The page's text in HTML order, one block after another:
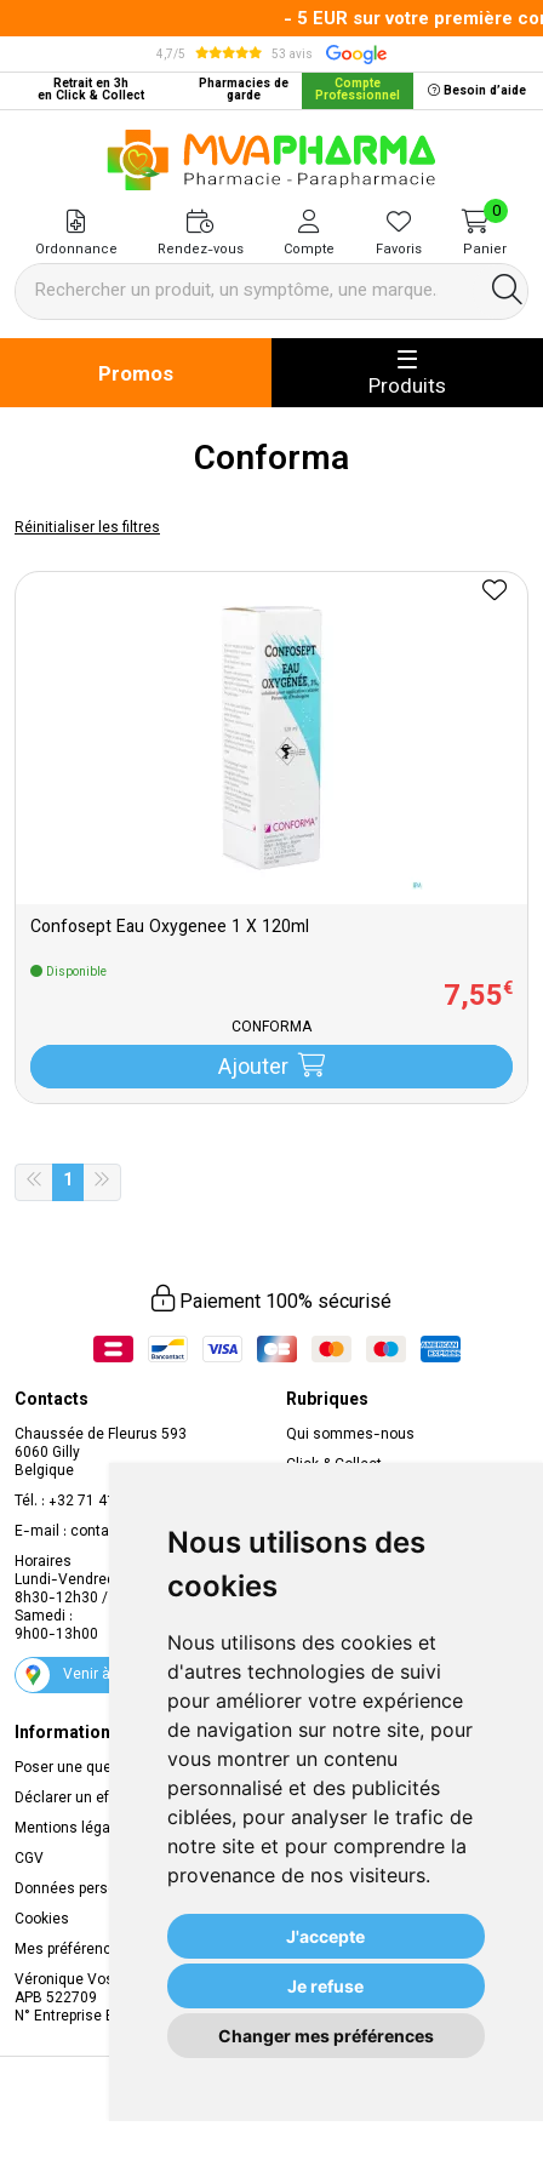
Nous utilisons des
cookies
Nous utilisons des cookies et
d'autres technologies de suivi
pour améliorer votre expérience
de navigation sur notre site, pour
vous montrer un contenu
personnalisé et des publicités
ciblées, pour analyser le trafic de
notre site et pour comprendre la
provenance de nos visiteurs.
J'accepte
Je refuse
Changer mes préférences
- 5 EUR sur votre première
4,7/5
53 avis
Retrait en 3h
en Click & Collect
Pharmacies de
garde
Compte
Professionnel Besoin d’aide
MVA Pharma Votre pharmacie
Ordonnance Rendez-vous Compte Favoris Panier
0
Promos Produits
Conforma
Réinitialiser les filtres
Confosept Eau Oxygenee 1 X 120ml
Disponible
7,55€
CONFORMA
Ajouter
1
Paiement 100% sécurisé
Contacts
Chaussée de Fleurus 593
6060 Gilly
Belgique
Tél. : +32 71 41 32 10
E-mail : contact
mvapharma.be
Horaires
Lundi-Vendredi :
8h30-12h30 / 13h30-18h30
Samedi :
9h00-13h00
Venir à la pharmacie
Rubriques
Qui sommes-nous
Click & Collect
Compte professionnel
Envoi d’ordonnance
Suivez-nous
Informations légales
Poser une question
Déclarer un effet indésirable
Mentions légales
CGV
Données personnelles
Cookies
Mes préférences Cookies
Véronique Vos
APB 522709
N° Entreprise BE0749.944.612
Livraison
Retrait à la pharmacie
Livraison chez vous
Livraison dans un Point Relais